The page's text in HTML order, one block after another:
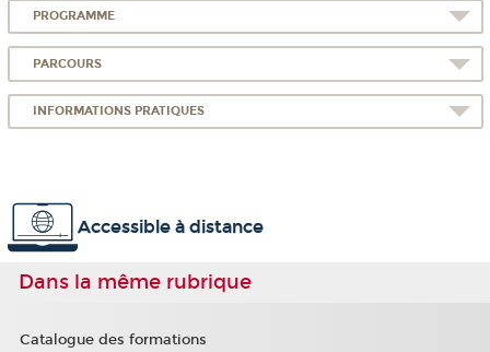
PROGRAMME
PARCOURS
INFORMATIONS PRATIQUES
Accessible à distance
Dans la même rubrique
Catalogue des formations